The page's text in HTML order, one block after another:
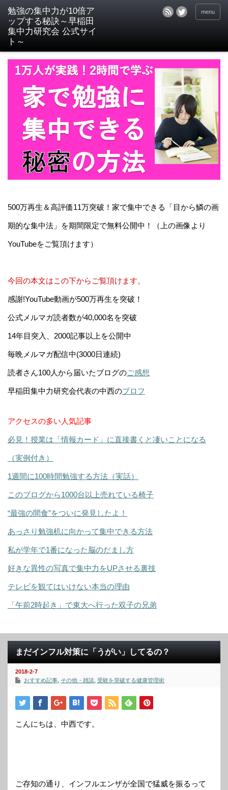
menu
500万再生＆高評価11万突破！家で集中できる「目から鱗の画
期的な集中法」を期間限定で無料公開中！（上の画像より
YouTubeをご覧頂けます）
今回の本文はこの下からご覧頂けます。
感謝!YouTube動画が500万再生を突破！
公式メルマガ読者数が40,000名を突破
14年目突入、2000記事以上を公開中
毎晩メルマガ配信中(3000日連続)
読者さん100人から届いたブログのご感想
早稲田集中力研究会代表の中西のプロフ
アクセスの多い人気記事
必見！授業は「情報カード」に直接書くと凄いことになる
（実例付き）
1週間に100時間勉強する方法（実話）
このブログから1000台以上売れている椅子
“最強の間食”をついに発見したよ！
あっさり勉強机に向かって集中できる方法
私が学年で1番になった脳のだまし方
好きな異性の写真で集中力をUPさせる裏技
テレビを観てはいけない本当の理由
「午前2時起き」で東大へ行った双子の兄弟
まだインフル対策に「うがい」してるの？
2018-2-7
おすすめ記事 その他・雑談 受験を突破する健康管理術
こんにちは、中西です。
ご存知の通り、インフルエンザが全国で猛威を振るって